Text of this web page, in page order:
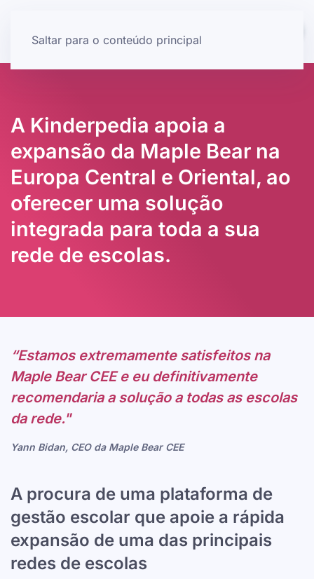
Saltar para o conteúdo principal
A Kinderpedia apoia a
expansão da Maple Bear na
Europa Central e Oriental, ao
oferecer uma solução
integrada para toda a sua
rede de escolas.
“Estamos extremamente satisfeitos na
Maple Bear CEE e eu definitivamente
recomendaria a solução a todas as escolas
da rede."
Yann Bidan, CEO da Maple Bear CEE
A procura de uma plataforma de
gestão escolar que apoie a rápida
expansão de uma das principais
redes de escolas